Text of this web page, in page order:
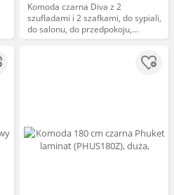
Komoda czarna Diva z 2
szufladami i 2 szafkami, do sypiali,
do salonu, do przedpokoju,
wysoka